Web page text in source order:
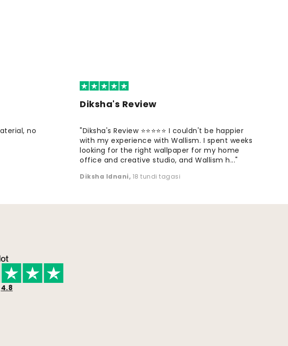
no
Diksha's Review
"Diksha's Review ⭐⭐⭐⭐⭐ I couldn't be happier
with my experience with Wallism. I spent weeks
looking for the right wallpaper for my home
office and creative studio, and Wallism h..."
Diksha Idnani, 18 tundi tagasi
4.8